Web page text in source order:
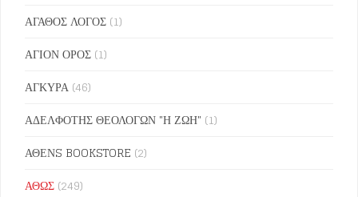
ΑΓΑΘΟΣ ΛΟΓΟΣ (1)
ΑΓΙΟΝ ΟΡΟΣ (1)
ΑΓΚΥΡΑ (46)
ΑΔΕΛΦΟΤΗΣ ΘΕΟΛΟΓΩΝ "Η ΖΩΗ" (1)
ΑΘΕΝS BOOKSTORE (2)
ΑΘΩΣ (249)